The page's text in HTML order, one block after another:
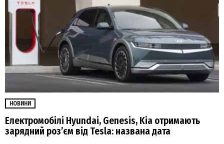
НОВИНИ
Електромобілі Hyundai, Genesis, Kia отримають
зарядний роз’єм від Tesla: названа дата